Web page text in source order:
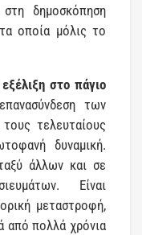
δημοσκόπηση
οποία μόλις το
στο πάγιο
των
τελευταίους
δυναμική.
άλλων και σε
Είναι
μεταστροφή,
από πολλά χρόνια